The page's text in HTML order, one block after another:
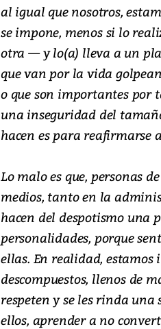
al igual que nosotros,
se impone, menos si lo
otra — y lo(a) lleva a un
que van por la vida
o que son importantes por
una inseguridad del
hacen es para reafirmarse
Lo malo es que, personas
medios, tanto en la
hacen del despotismo una
personalidades, porque
ellas. En realidad, estamos
descompuestos, llenos de
respeten y se les rinda una
ellos, aprender a no